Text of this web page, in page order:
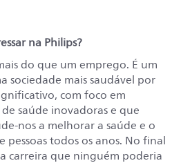
na Philips?
do que um emprego. É um
sociedade mais saudável por
com foco em
saúde inovadoras e que
nos a melhorar a saúde e o
pessoas todos os anos. No final
carreira que ninguém poderia